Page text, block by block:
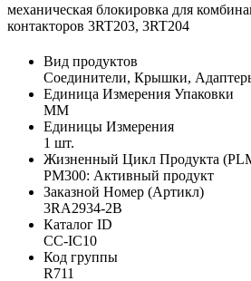
механическая блокировка для
контакторов 3RT203, 3RT204
Вид продуктов
Соединители, Крышки,
Единица Измерения Упаковки
MM
Единицы Измерения
1 шт.
Жизненный Цикл Продукта
PM300: Активный продукт
Заказной Номер (Артикл)
3RA2934-2B
Каталог ID
CC-IC10
Код группы
R711